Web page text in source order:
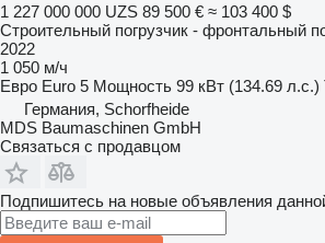
1 227 000 000 UZS 89 500 € ≈ 103 400 $
Строительный погрузчик - фронтальный
2022
1 050 м/ч
Евро Euro 5 Мощность 99 кВт (134.69 л.с.)
Германия, Schorfheide
MDS Baumaschinen GmbH
Связаться с продавцом
Подпишитесь на новые объявления